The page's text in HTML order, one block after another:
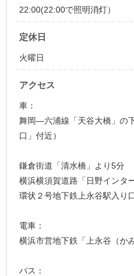
22:00(22:00で照明消灯）
定休日
火曜日
アクセス
車：
舞岡―六浦線「天谷大橋」の
口」付近）
鎌倉街道「清水橋」より5分
横浜横須賀道路「日野インタ
環状２号地下鉄上永谷駅入り
電車：
横浜市営地下鉄「上永谷（か
バス：